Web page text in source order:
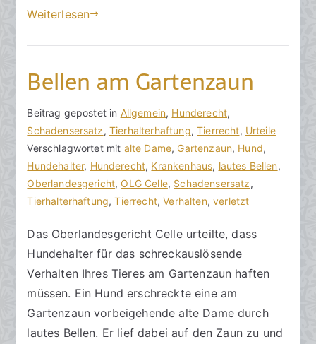
lc
a
m
2
5
.
J
u
n
2
0
Weiterlesen
Bellen am Gartenzaun
V
o
n
h
o
r
k
R
e
c
h
B
e
i
t
r
a
v
e
r
ö
f
Beitrag gepostet in Allgemein, Hunderecht,
Schadensersatz, Tierhalterhaftung,Tierrecht, Urteile
Verschlagwortet mit alte Dame, Gartenzaun, Hund,
Hundehalter, Hunderecht, Krankenhaus, lautes Bellen,
Oberlandesgericht, OLG Celle, Schadensersatz,
Tierhalterhaftung,Tierrecht,Verhalten,verletzt
K
e
i
n
e
K
m
m
e
n
t
Das Oberlandesgericht Celle urteilte, dass
Hundehalter für das schreckauslösende
Verhalten Ihres Tieres am Gartenzaun haften
müssen. Ein Hund erschreckte eine am
Gartenzaun vorbeigehende alte Dame durch
lautes Bellen. Er lief dabei auf den Zaun zu und